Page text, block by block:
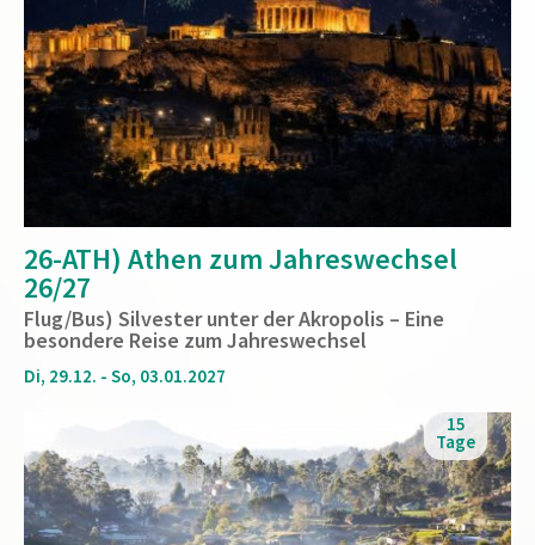
26-ATH) Athen zum Jahreswechsel
26/27
Flug/Bus) Silvester unter der Akropolis – Eine
besondere Reise zum Jahreswechsel
Di, 29.12. - So, 03.01.2027
15
Tage